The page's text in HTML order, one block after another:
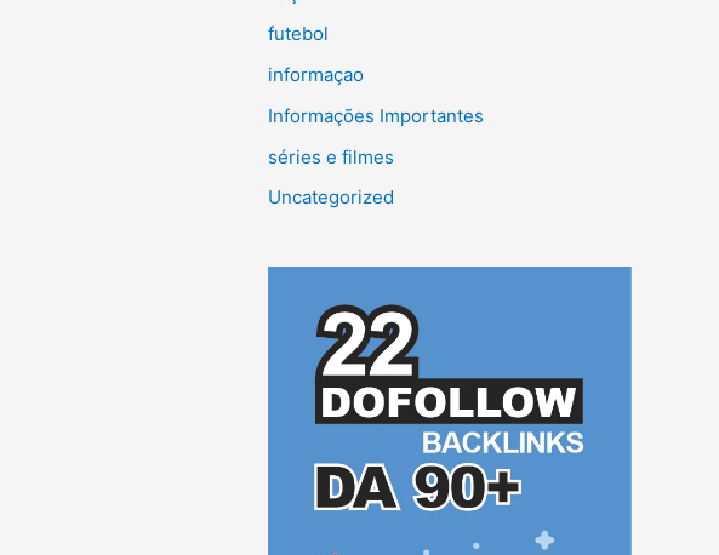
futebol
informaçao
Informações Importantes
séries e filmes
Uncategorized